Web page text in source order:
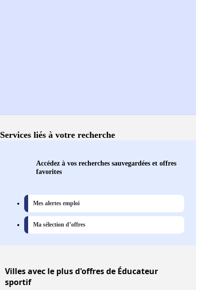
Services liés à votre recherche
Accédez à vos recherches sauvegardées et offres
favorites
Mes alertes emploi
Ma sélection d’offres
Villesavec le plus d'offres de Éducateur
sportif